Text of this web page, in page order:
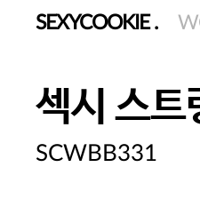
SEXYCOOKIE.
섹시 스트
SCWBB331